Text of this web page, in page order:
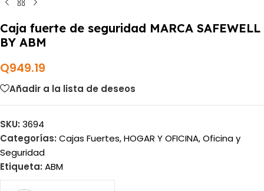
Caja fuerte de seguridad MARCA SAFEWELL
BY ABM
Q949.19
Añadir a la lista de deseos
SKU: 3694
Categorías: Cajas Fuertes,HOGAR Y OFICINA,Oficina y
Seguridad
Etiqueta: ABM